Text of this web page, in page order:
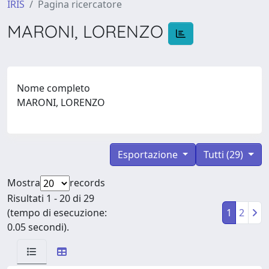
IRIS Pagina ricercatore
MARONI, LORENZO
Nome completo
MARONI, LORENZO
Tutti (29)
Esportazione
Mostra
records
Risultati 1 - 20 di 29
(tempo di esecuzione:
0.05 secondi).
1 2